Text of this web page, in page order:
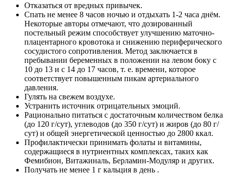
Отказаться от вредных привычек.
Спать не менее 8 часов ночью и отдыхать 1-2 часа днём.
Некоторые авторы отмечают, что дозированный
постельный режим способствует улучшению маточно-
плацентарного кровотока и снижению периферического
сосудистого сопротивления. Метод заключается в
пребывании беременных в положении на левом боку с
10 до 13 и с 14 до 17 часов, т. е. времени, которое
соответствует повышенным пикам артериального
давления.
Гулять на свежем воздухе.
Устранить источник отрицательных эмоций.
Рационально питаться с достаточным количеством белка
(до 120 г/сут), углеводов (до 350 г/сут) и жиров (до 80 г/
сут) и общей энергетической ценностью до 2800 ккал.
Профилактически принимать фолаты и витамины,
содержащиеся в нутриентных комплексах, таких как
Фемибион, Витажиналь, Берламин-Модуляр и других.
Получать не менее 1 г кальция в день .